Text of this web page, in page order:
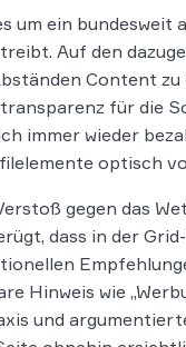
ein bundesweit
Auf den
Content
für die
immer wieder
optisch
gegen das
dass in der
wie
und